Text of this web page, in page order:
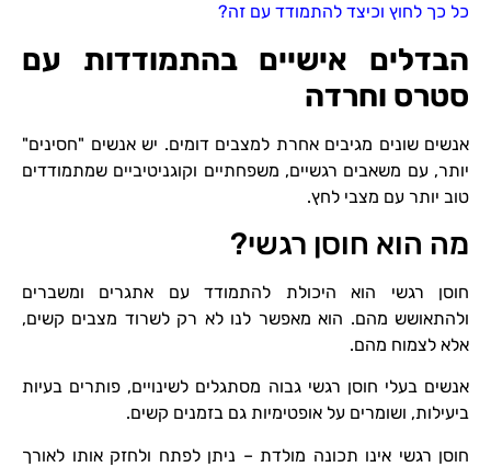
כל כך לחוץ וכיצד להתמודד עם זה?
הבדלים אישיים בהתמודדות עם
סטרס וחרדה
אנשים שונים מגיבים אחרת למצבים דומים. יש אנשים "חסינים"
יותר, עם משאבים רגשיים, משפחתיים וקוגניטיביים שמתמודדים
טוב יותר עם מצבי לחץ.
מה הוא חוסן רגשי?
חוסן רגשי הוא היכולת להתמודד עם אתגרים ומשברים
ולהתאושש מהם. הוא מאפשר לנו לא רק לשרוד מצבים קשים,
אלא לצמוח מהם.
אנשים בעלי חוסן רגשי גבוה מסתגלים לשינויים, פותרים בעיות
ביעילות, ושומרים על אופטימיות גם בזמנים קשים.
חוסן רגשי אינו תכונה מולדת – ניתן לפתח ולחזק אותו לאורך